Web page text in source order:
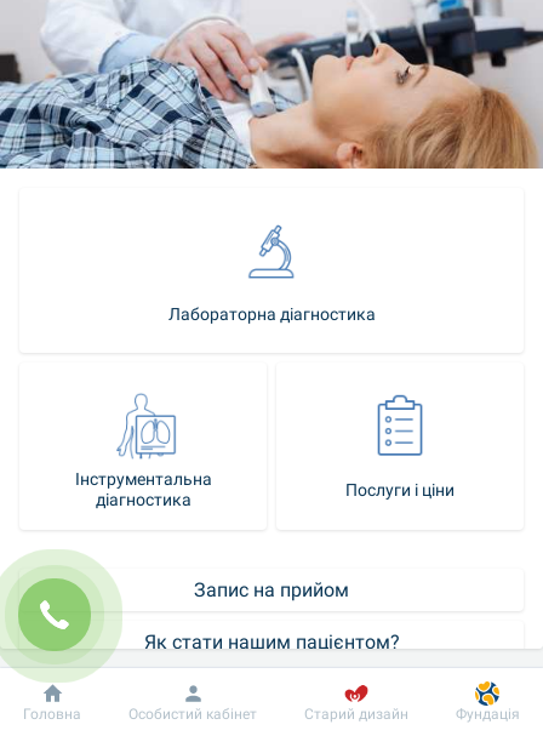
Лабораторна діагностика
Інструментальна
діагностика
Послуги і ціни
Запис на прийом
Як стати нашим пацієнтом?
Добробут
Інформація Пацієнту
Головна Особистий кабінет Старий дизайн Фундація